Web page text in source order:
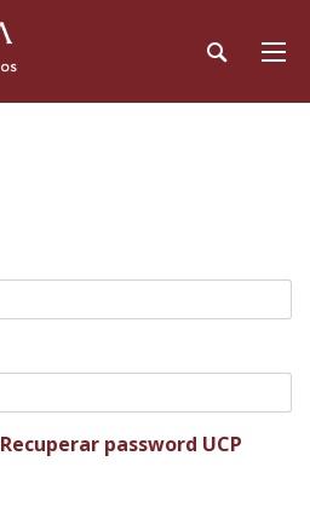
Recuperar password UCP